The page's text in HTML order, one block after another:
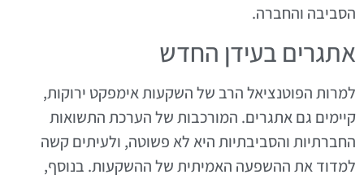
הסביבה והחברה.
אתגרים בעידן החדש
למרות הפוטנציאל הרב של השקעות אימפקט ירוקות,
קיימים גם אתגרים. המורכבות של הערכת התשואות
החברתיות והסביבתיות היא לא פשוטה, ולעיתים קשה
למדוד את ההשפעה האמיתית של ההשקעות. בנוסף,